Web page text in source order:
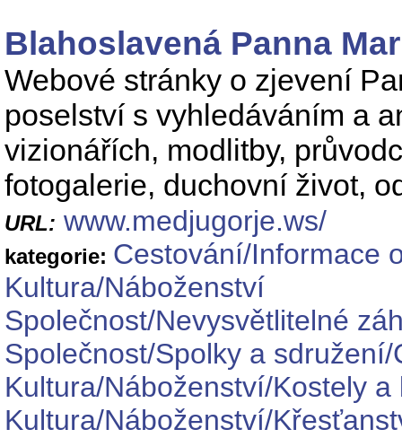
Blahoslavená Panna
Webové stránky o zjevení
poselství s vyhledáváním a
vizionářích, modlitby,
fotogalerie, duchovní život,
URL: www.medjugorje.ws/
kategorie: Cestování/Informace
Kultura/Náboženství
Společnost/Nevysvětlitelné
Společnost/Spolky a
Kultura/Náboženství/Kostely a
Kultura/Náboženství/